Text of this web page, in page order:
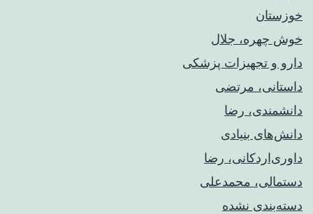
خوزستان
خوش چهره، جلال
دارو و تجهیزات پزشکی
داستانی، مرتضی
دانشمندی، رضا
دانش‌های بنیادی
داوری‌اردکانی، رضا
دستمالی، محمدعلی
دسته‌بندی نشده